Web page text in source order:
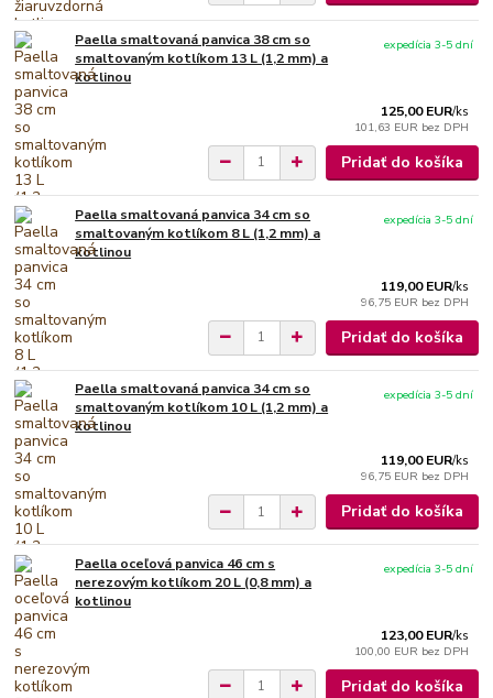
Paella smaltovaná panvica 38 cm so
smaltovaným kotlíkom 13 L (1,2 mm) a
kotlinou
125,00 EUR/ks
101,63 EUR bez DPH
expedícia 3-5 dní
Pridať do košíka
Paella smaltovaná panvica 34 cm so
smaltovaným kotlíkom 8 L (1,2 mm) a
kotlinou
119,00 EUR/ks
96,75 EUR bez DPH
expedícia 3-5 dní
Pridať do košíka
Paella smaltovaná panvica 34 cm so
smaltovaným kotlíkom 10 L (1,2 mm) a
kotlinou
119,00 EUR/ks
96,75 EUR bez DPH
expedícia 3-5 dní
Pridať do košíka
Paella oceľová panvica 46 cm s
nerezovým kotlíkom 20 L (0,8 mm) a
kotlinou
123,00 EUR/ks
100,00 EUR bez DPH
expedícia 3-5 dní
Pridať do košíka